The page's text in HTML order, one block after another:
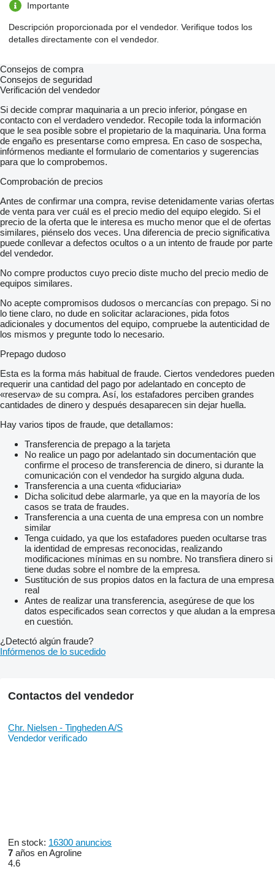
Importante
Descripción proporcionada por el vendedor. Verifique todos los
detalles directamente con el vendedor.
Consejos de compra
Consejos de seguridad
Verificación del vendedor
Si decide comprar maquinaria a un precio inferior, póngase en
contacto con el verdadero vendedor. Recopile toda la información
que le sea posible sobre el propietario de la maquinaria. Una forma
de engaño es presentarse como empresa. En caso de sospecha,
infórmenos mediante el formulario de comentarios y sugerencias
para que lo comprobemos.
Comprobación de precios
Antes de confirmar una compra, revise detenidamente varias ofertas
de venta para ver cuál es el precio medio del equipo elegido. Si el
precio de la oferta que le interesa es mucho menor que el de ofertas
similares, piénselo dos veces. Una diferencia de precio significativa
puede conllevar a defectos ocultos o a un intento de fraude por parte
del vendedor.
No compre productos cuyo precio diste mucho del precio medio de
equipos similares.
No acepte compromisos dudosos o mercancías con prepago. Si no
lo tiene claro, no dude en solicitar aclaraciones, pida fotos
adicionales y documentos del equipo, compruebe la autenticidad de
los mismos y pregunte todo lo necesario.
Prepago dudoso
Esta es la forma más habitual de fraude. Ciertos vendedores pueden
requerir una cantidad del pago por adelantado en concepto de
«reserva» de su compra. Así, los estafadores perciben grandes
cantidades de dinero y después desaparecen sin dejar huella.
Hay varios tipos de fraude, que detallamos:
Transferencia de prepago a la tarjeta
No realice un pago por adelantado sin documentación que
confirme el proceso de transferencia de dinero, si durante la
comunicación con el vendedor ha surgido alguna duda.
Transferencia a una cuenta «fiduciaria»
Dicha solicitud debe alarmarle, ya que en la mayoría de los
casos se trata de fraudes.
Transferencia a una cuenta de una empresa con un nombre
similar
Tenga cuidado, ya que los estafadores pueden ocultarse tras
la identidad de empresas reconocidas, realizando
modificaciones mínimas en su nombre. No transfiera dinero si
tiene dudas sobre el nombre de la empresa.
Sustitución de sus propios datos en la factura de una empresa
real
Antes de realizar una transferencia, asegúrese de que los
datos especificados sean correctos y que aludan a la empresa
en cuestión.
¿Detectó algún fraude?
Infórmenos de lo sucedido
Contactos del vendedor
Chr. Nielsen - Tingheden A/S
Vendedor verificado
En stock: 16300 anuncios
7 años en Agroline
4.6